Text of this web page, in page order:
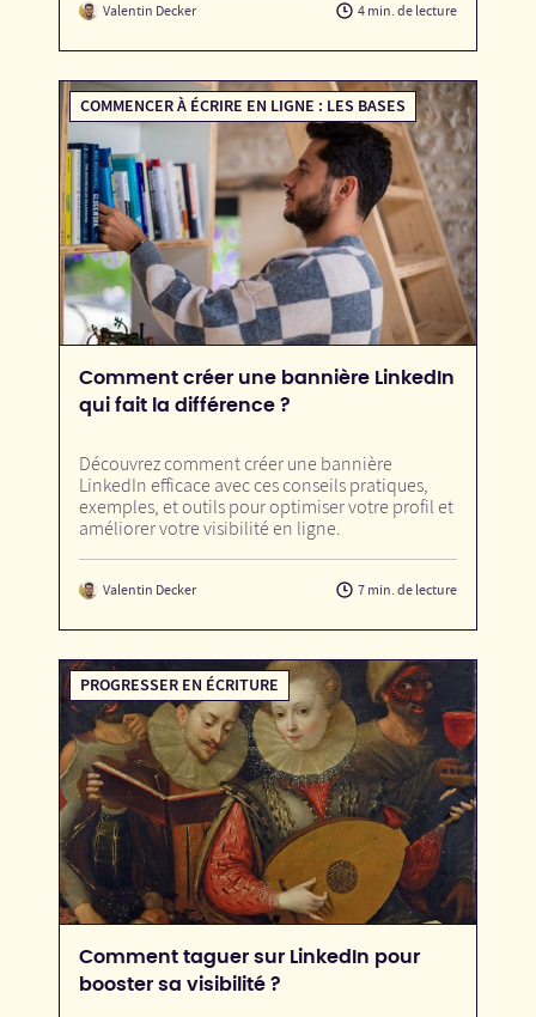
Valentin Decker 4 min. de lecture
COMMENCER À ÉCRIRE EN LIGNE : LES BASES
Comment créer une bannière LinkedIn
qui fait la différence ?
Découvrez comment créer une bannière
LinkedIn efficace avec ces conseils pratiques,
exemples, et outils pour optimiser votre profil et
améliorer votre visibilité en ligne.
Valentin Decker 7 min. de lecture
PROGRESSER EN ÉCRITURE
Comment taguer sur LinkedIn pour
booster sa visibilité ?